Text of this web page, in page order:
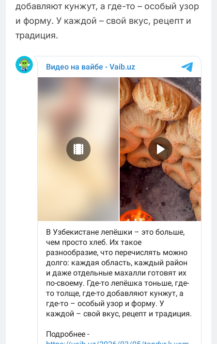
добавляют кунжут, а где-то – особый узор
и форму. У каждой – свой вкус, рецепт и
традиция.